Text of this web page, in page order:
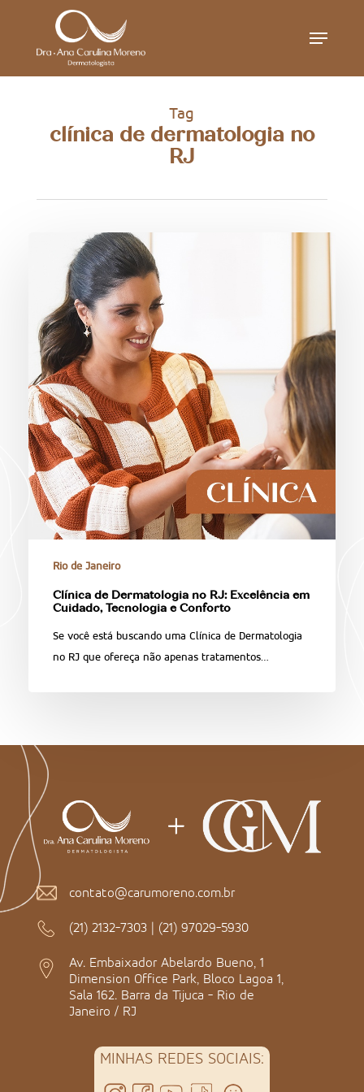
Menu
Tag
clínica de dermatologia no
RJ
Rio de Janeiro
Clínica de Dermatologia no RJ: Excelência em
Cuidado, Tecnologia e Conforto
Se você está buscando uma Clínica de Dermatologia
no RJ que ofereça não apenas tratamentos…
contato@carumoreno.com.br
(21) 2132-7303 | (21) 97029-5930
Av. Embaixador Abelardo Bueno, 1
Dimension Office Park, Bloco Lagoa 1,
Sala 162. Barra da Tijuca - Rio de
Janeiro / RJ
MINHAS REDES SOCIAIS: